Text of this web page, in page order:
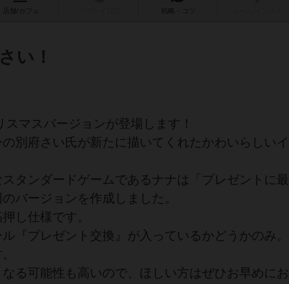
店舗/ カフェ 戦略
い！
マスバージョンが登場します！
別府さい氏が新たに描いてくれたかわいらしいイ
タンダードゲームであるナナは「プレゼントに最
バージョンを作成しました。
し仕様です。
『プレゼント交換』が入っているかどうかのみ。
る可能性も高いので、ほしい方はぜひお早めにお